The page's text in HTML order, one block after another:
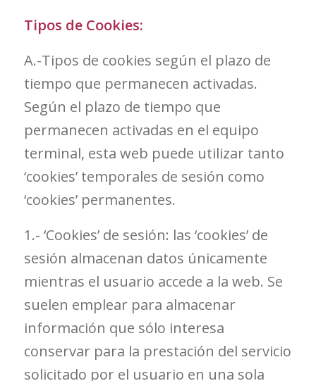
Tipos de Cookies:
A.-Tipos de cookies según el plazo de
tiempo que permanecen activadas.
Según el plazo de tiempo que
permanecen activadas en el equipo
terminal, esta web puede utilizar tanto
‘cookies’ temporales de sesión como
‘cookies’ permanentes.
1.- ‘Cookies’ de sesión: las ‘cookies’ de
sesión almacenan datos únicamente
mientras el usuario accede a la web. Se
suelen emplear para almacenar
información que sólo interesa
conservar para la prestación del servicio
solicitado por el usuario en una sola